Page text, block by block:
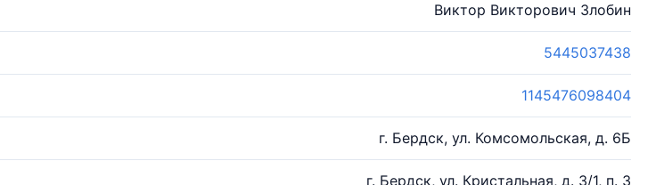
Виктор Викторович Злобин
5445037438
1145476098404
г. Бердск, ул. Комсомольская, д. 6Б
г. Бердск, ул. Кристальная, д. 3/1, п. 3